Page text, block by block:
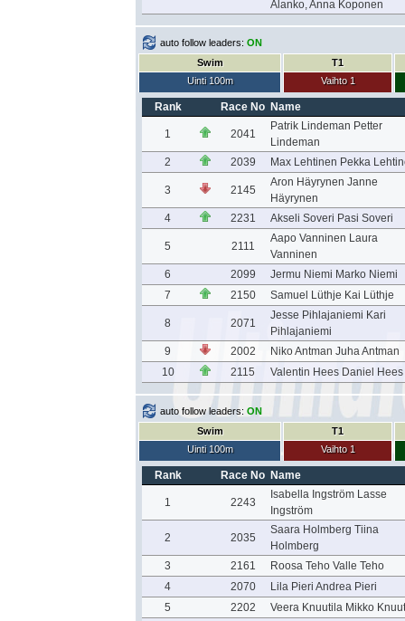
Alanko, Anna Koponen
auto follow leaders: ON
Swim
Uinti 100m
T1
Vaihto 1
Rank Race No Name
1 2041
Patrik Lindeman Petter
Lindeman
2
2039 Max Lehtinen Pekka
3 2145
Aron Häyrynen Janne
Häyrynen
4
2231 Akseli Soveri Pasi Soveri
5 2111
Aapo Vanninen Laura
Vanninen
6
2099
Jermu Niemi Marko Niemi
7
2150 Samuel Lüthje Kai Lüthje
8 2071
Jesse Pihlajaniemi Kari
Pihlajaniemi
9
2002
Niko Antman Juha Antman
10
2115 Valentin Hees Daniel Hees
auto follow leaders: ON
Swim
Uinti 100m
T1
Vaihto 1
Rank Race No Name
1 2243
Isabella Ingström Lasse
Ingström
2 2035
Saara Holmberg Tiina
Holmberg
3
2161
Roosa Teho Valle Teho
4
2070
Lila Pieri Andrea Pieri
5
2202
Veera Knuutila Mikko